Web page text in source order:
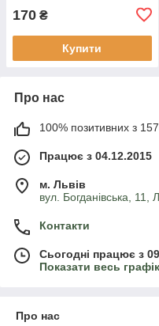
170 ₴
Купити
Про нас
100% позитивних з
Працює з 04.12.2015
м. Львів
вул. Богданівська, 11,
Контакти
Сьогодні працює з
Показати весь
Про нас